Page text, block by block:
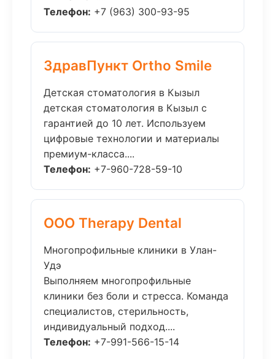
Телефон: +7 (963) 300-93-95
ЗдравПункт Ortho Smile
Детская стоматология в Кызыл
детская стоматология в Кызыл с
гарантией до 10 лет. Используем
цифровые технологии и материалы
премиум-класса....
Телефон: +7-960-728-59-10
ООО Therapy Dental
Многопрофильные клиники в Улан-
Удэ
Выполняем многопрофильные
клиники без боли и стресса. Команда
специалистов, стерильность,
индивидуальный подход....
Телефон: +7-991-566-15-14